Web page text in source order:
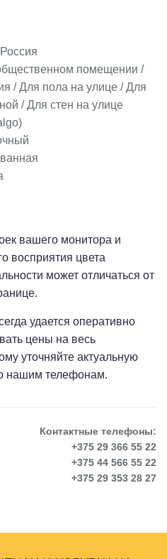
Россия
помещении /
/ Для пола на улице / Для
/ Для стен на улице
вашего монитора и
восприятия цвета
может отличаться от
удается оперативно
цены на весь
уточняйте актуальную
нашим телефонам.
Контактные телефоны:
+375 29 366 55 22
+375 44 566 55 22
+375 29 353 28 27